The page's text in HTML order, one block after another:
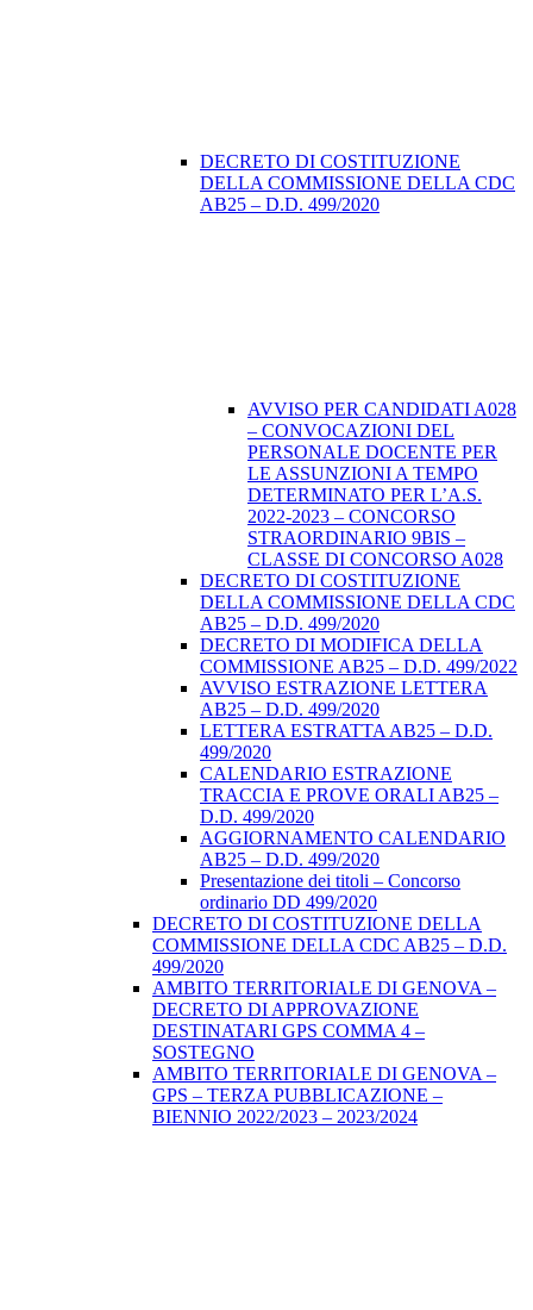
DECRETO DI COSTITUZIONE
DELLA COMMISSIONE DELLA CDC
AB25 – D.D. 499/2020
AVVISO PER CANDIDATI A028
– CONVOCAZIONI DEL
PERSONALE DOCENTE PER
LE ASSUNZIONI A TEMPO
DETERMINATO PER L’A.S.
2022-2023 – CONCORSO
STRAORDINARIO 9BIS –
CLASSE DI CONCORSO A028
DECRETO DI COSTITUZIONE
DELLA COMMISSIONE DELLA CDC
AB25 – D.D. 499/2020
DECRETO DI MODIFICA DELLA
COMMISSIONE AB25 – D.D. 499/2022
AVVISO ESTRAZIONE LETTERA
AB25 – D.D. 499/2020
LETTERA ESTRATTA AB25 – D.D.
499/2020
CALENDARIO ESTRAZIONE
TRACCIA E PROVE ORALI AB25 –
D.D. 499/2020
AGGIORNAMENTO CALENDARIO
AB25 – D.D. 499/2020
Presentazione dei titoli – Concorso
ordinario DD 499/2020
DECRETO DI COSTITUZIONE DELLA
COMMISSIONE DELLA CDC AB25 – D.D.
499/2020
AMBITO TERRITORIALE DI GENOVA –
DECRETO DI APPROVAZIONE
DESTINATARI GPS COMMA 4 –
SOSTEGNO
AMBITO TERRITORIALE DI GENOVA –
GPS – TERZA PUBBLICAZIONE –
BIENNIO 2022/2023 – 2023/2024